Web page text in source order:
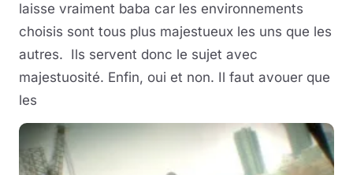
laisse vraiment baba car les environnements
choisis sont tous plus majestueux les uns que les
autres. Ils servent donc le sujet avec
majestuosité. Enfin, oui et non. Il faut avouer que
les